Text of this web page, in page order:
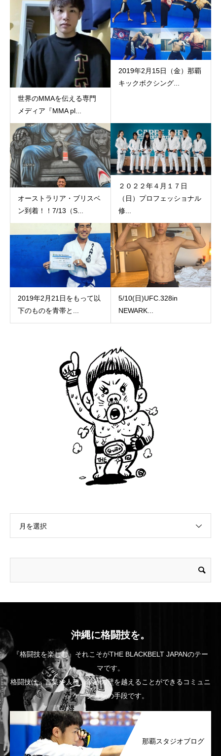
世界のMMAを伝える専門
メディア『MMA pl...
2019年2月15日（金）那覇
キックボクシング...
オーストラリア・ブリスベ
ン到着！！7/13（S...
２０２２年４月１７日
（日）プロフェッショナル
修...
2019年2月21日をもって以
下のものを青帯と...
5/10(日)UFC.328in
NEWARK...
月を選択
沖縄に格闘技を。
『格闘技を楽しむ』それこそがTHE BLACKBELT JAPANのテー
マです。
格闘技は、言葉や人種、年齢の壁を越えることができるコミュニ
ケーションの手段です。
那覇スタジオブログ